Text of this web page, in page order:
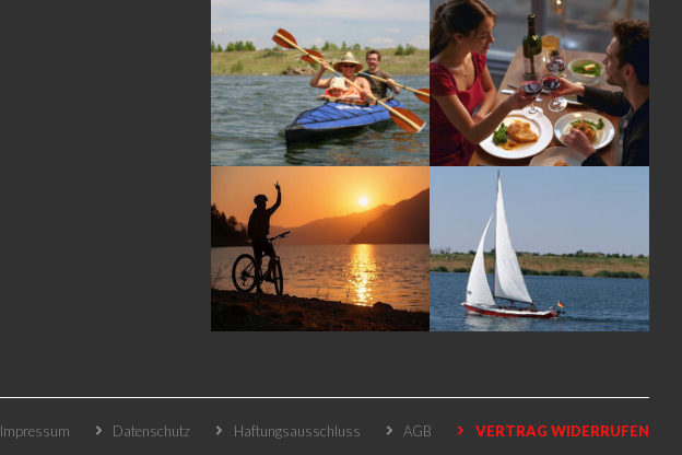
Impressum Datenschutz Haftungsausschluss AGB VERTRAG WIDERRUFEN